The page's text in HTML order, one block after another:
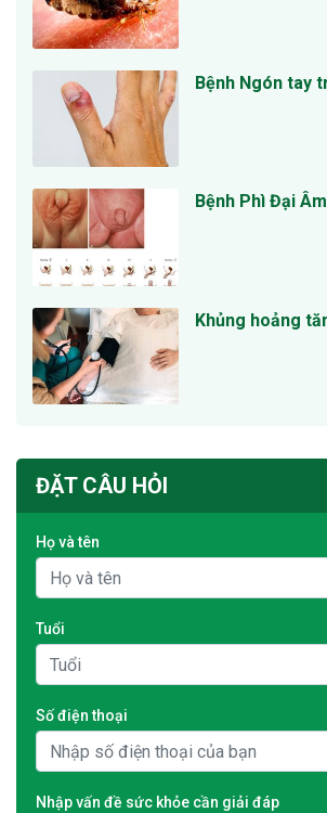
Bệnh Ngón tay
Bệnh Phì Đại
Khủng hoảng
ĐẶT CÂU HỎI
Họ và tên
Tuổi
Số điện thoại
Nhập vấn đề sức khỏe cần giải đáp